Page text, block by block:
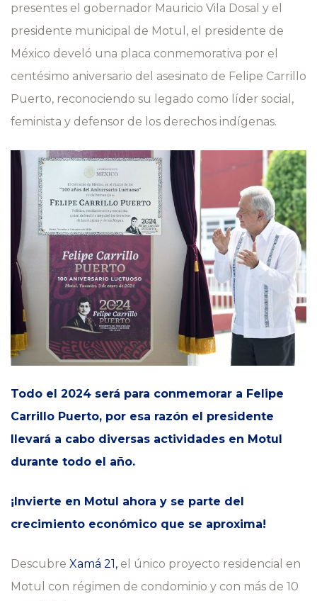
presentes el gobernador Mauricio Vila Dosal y el
presidente municipal de Motul, el presidente de
México develó una placa conmemorativa por el
centésimo aniversario del asesinato de Felipe Carrillo
Puerto, reconociendo su legado como líder social,
feminista y defensor de los derechos indígenas.
Todo el 2024 será para conmemorar a Felipe
Carrillo Puerto, por esa razón el presidente
llevará a cabo diversas actividades en Motul
durante todo el año.
¡Invierte en Motul ahora y se parte del
crecimiento económico que se aproxima!
Descubre Xamá 21, el único proyecto residencial en
Motul con régimen de condominio y con más de 10